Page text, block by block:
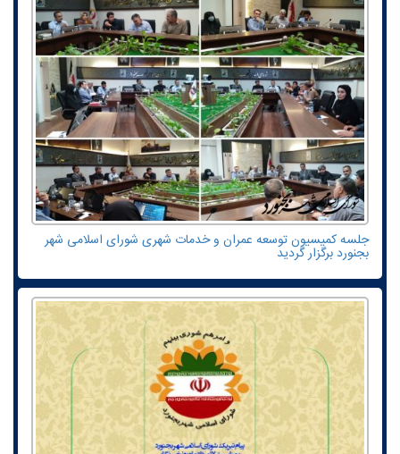
جلسه کمیسیون توسعه عمران و خدمات شهری شورای اسلامی شهر
بجنورد برگزار گردید